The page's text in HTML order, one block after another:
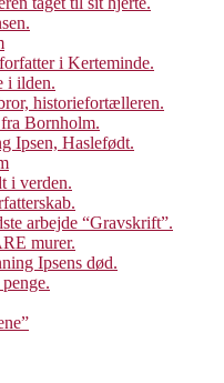
i Kerteminde.
i ilden.
historiefortælleren.
Bornholm.
Ipsen, Haslefødt.
i verden.
arbejde “Gravskrift”.
murer.
Ipsens død.